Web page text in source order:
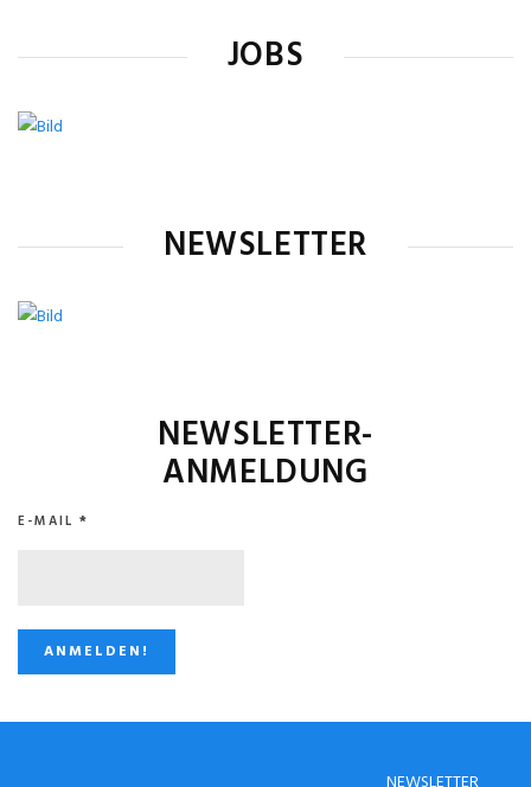
JOBS
NEWSLETTER
NEWSLETTER-
ANMELDUNG
E-MAIL *